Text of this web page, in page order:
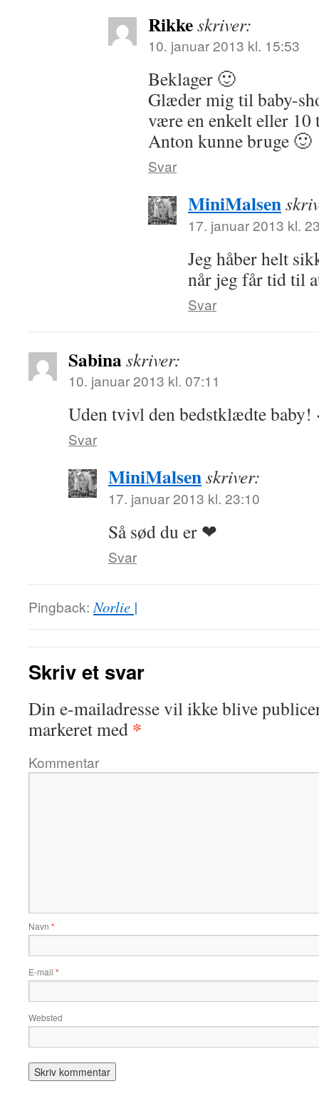
Rikkeskriver:
10. januar 2013 kl. 15:53
Beklager 🙂
Glæder mig til baby-
være en enkelt eller
Anton kunne bruge 🙂
Svar
MiniMalsen
17. januar 2013 kl.
Jeg håber helt
når jeg får tid til
Svar
Sabinaskriver:
10. januar 2013 kl. 07:11
Uden tvivl den bedstklædte baby!
Svar
MiniMalsenskriver:
17. januar 2013 kl. 23:10
Så sød du er ❤
Svar
Pingback: Norlie |
Skriv et svar
Din e-mailadresse vil ikke blive
markeret med *
Kommentar
Navn *
E-mail *
Websted